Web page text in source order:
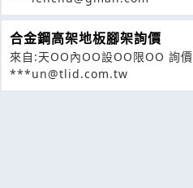
合金鋼高架地板腳架詢價
來自:天OO內OO設OO限OO 詢價
***un@tlid.com.tw